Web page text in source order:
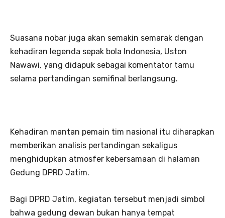
Suasana nobar juga akan semakin semarak dengan
kehadiran legenda sepak bola Indonesia, Uston
Nawawi, yang didapuk sebagai komentator tamu
selama pertandingan semifinal berlangsung.
Kehadiran mantan pemain tim nasional itu diharapkan
memberikan analisis pertandingan sekaligus
menghidupkan atmosfer kebersamaan di halaman
Gedung DPRD Jatim.
Bagi DPRD Jatim, kegiatan tersebut menjadi simbol
bahwa gedung dewan bukan hanya tempat